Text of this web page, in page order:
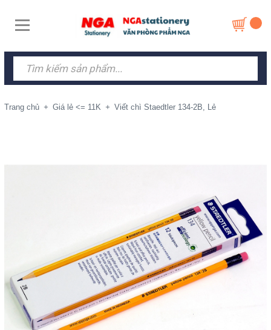
Trang chủ + Giá lẻ <= 11K + Viết chì Staedtler 134-2B, Lẻ